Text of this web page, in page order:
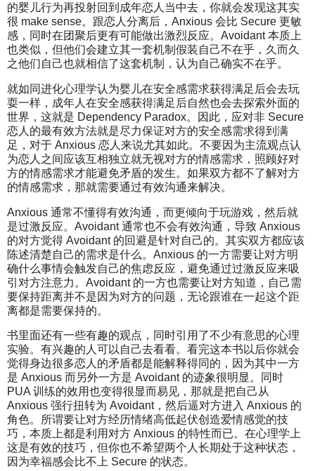
的婴儿行为再投射回到成年恋人当中去，你就会发现这其实
很 make sense。跟恋人分离后，Anxious 会比 Secure 更敏
感，同时在团聚后更有可能做出激烈反应。Avoidant 本质上
也类似，但他们会建立其一套机制假装自己不在乎，久而久
之他们自己也就相信了这套机制，认为自己确实不在乎。
就如同进化心理学认为婴儿在安全感需求获得满足后会去玩
耍一样，成年人在安全感获得满足后自然也会去探索外面的
世界，这就是 Dependency Paradox。因此，应对非 Secure
恋人的最有效方法就是尽力保证对方的安全感需求得到满
足，对于 Anxious 恋人来说尤其如此。不要因为主流观点认
为恋人之间应该互相独立就无视对方的情感需求，照顾好对
方的情感需求才能避免矛盾的发生。如果双方都不了解对方
的情感需求，那就需要通过有效沟通来解决。
Anxious 通常不懂得有效沟通，而更倾向于玩游戏，然后就
是过激反应。Avoidant 通常也不会有效沟通，导致 Anxious
的对方觉得 Avoidant 的回避是针对自己的。其实双方都应该
陈述清楚自己的需求是什么。Anxious 的一方需要让对方明
确什么事情会触发自己的焦虑反应，避免通过过激反应来吸
引对方注意力。Avoidant 的一方也需要让对方知道，自己需
要保持距离并不是因为对方的问题，无论跟谁在一起这个距
离都是需要保持的。
书里面还有一些有趣的观点，同时引用了不少有意思的心理
实验。有兴趣的人可以自己去看看。看完这本书以后你就会
觉得身边很多恋人的矛盾都是能解释得同的，因为其中一方
是 Anxious 而另外一方是 Avoidant 的迹象很明显。同时
PUA 训练的效用也变得很显而易见，那就是把自己从
Anxious 强行扭转为 Avoidant，然后逼对方进入 Anxious 的
角色。所谓要让对方经历情绪高低起伏创造爱情感觉的技
巧，本质上都是利用对方 Anxious 的特性而已。在心理学上
这是有效的技巧，但你也不希望两个人长期处于这种状态，
因为幸福感会比不上 Secure 的状态。